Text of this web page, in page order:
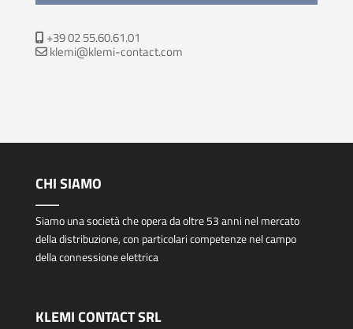
+39 02 55.60.61.01
klemi@klemi-contact.com
CHI SIAMO
Siamo una società che opera da oltre 53 anni nel mercato
della distribuzione, con particolari competenze nel campo
della connessione elettrica
KLEMI CONTACT SRL